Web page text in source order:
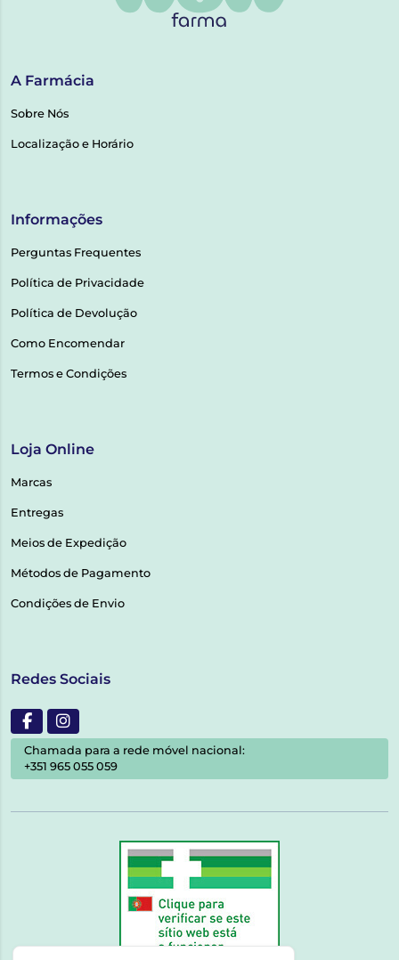
A Farmácia
Sobre Nós
Localização e Horário
Informações
Perguntas Frequentes
Política de Privacidade
Política de Devolução
Como Encomendar
Termos e Condições
Loja Online
Marcas
Entregas
Meios de Expedição
Métodos de Pagamento
Condições de Envio
Redes Sociais
Chamada para a rede móvel nacional:
+351 965 055 059